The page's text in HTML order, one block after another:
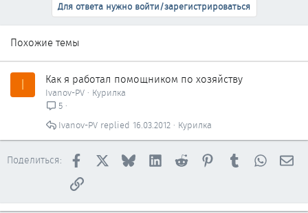
Для ответа нужно войти/зарегистрироваться
Похожие темы
I Как я работал помощником по хозяйству
Ivanov-PV
Курилка
5
Курилка
16.03.2012
Ivanov-PV
Поделиться: Facebook BlueskyLinkedInReddit PinterestTumblr
Ссылка